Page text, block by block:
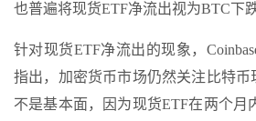
也普遍将现货ETF净流出视为BTC下
针对现货ETF净流出的现象，
指出，加密货币市场仍然关注比特币
不是基本面，因为现货ETF在两个月